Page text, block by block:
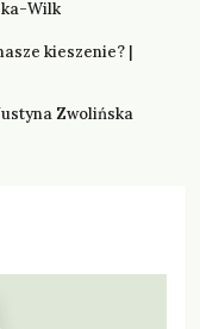
Wilk
kieszenie? |
Zwolińska